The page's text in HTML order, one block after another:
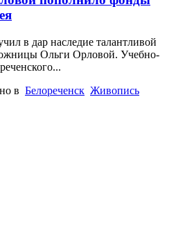
в дар наследие талантливой
Ольги Орловой. Учебно-
в Белореченск Живопись